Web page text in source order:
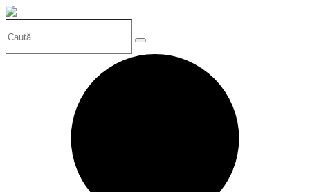
Search